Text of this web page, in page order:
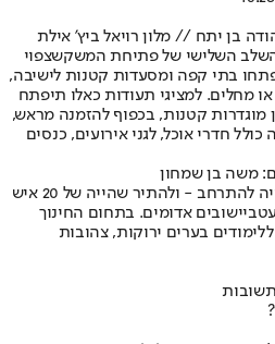
בן יתח // מלון רויאל ביץ' אילת
השלישי של פתיחת המשקשצפוי
בתי קפה ומסעדות קטנות לישיבה,
מחלים. למציגי תעודות כאלו תיפתח
מוגדרות קטנות, בכפוף להזמנה מראש,
חדרי אוכל, לגני אירועים, כנסים
משה בן שמחון
כמו כן, מגבלת ההתקהלויות צפויה להתרחב - ולהתיר שהייה של 20 איש
ביישובים אדומים. בתחום החינוך
בערים ירוקות, צהובות